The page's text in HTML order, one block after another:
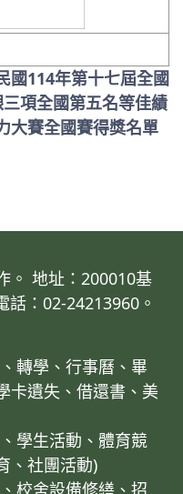
國114年第十七屆全國
項全國第五名等佳績
大賽全國賽得獎名單
。 地址：200010基
話：02-24213960。
轉學、行事曆、畢
卡遺失、借還書、美
學生活動、體育競
、社團活動)
校舍設備修繕、招